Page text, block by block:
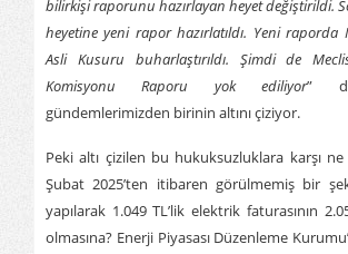
bilirkişi raporunu hazırlayan heyet değiştirildi.
heyetine yeni rapor hazırlatıldı. Yeni raporda
Asli Kusuru buharlaştırıldı. Şimdi de
Komisyonu Raporu yok ediliyor”
gündemlerimizden birinin altını çiziyor.
Peki altı çizilen bu hukuksuzluklara karşı ne
Şubat 2025’ten itibaren görülmemiş bir
yapılarak 1.049 TL’lik elektrik faturasının
olmasına? Enerji Piyasası Düzenleme